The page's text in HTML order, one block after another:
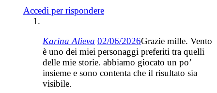
Accedi per rispondere
Karina Alieva 02/06/2026Grazie mille. Vento
è uno dei miei personaggi preferiti tra quelli
delle mie storie. abbiamo giocato un poʼ
insieme e sono contenta che il risultato sia
visibile.